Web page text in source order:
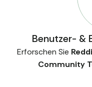
Benutzer- &
Erforschen Sie
Community